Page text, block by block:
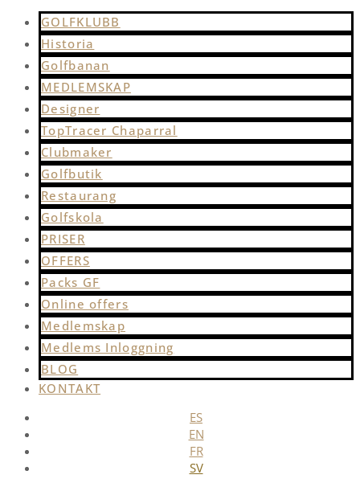
GOLFKLUBB
Historia
Golfbanan
MEDLEMSKAP
Designer
TopTracer Chaparral
Clubmaker
Golfbutik
Restaurang
Golfskola
PRISER
OFFERS
Packs GF
Online offers
Medlemskap
Medlems Inloggning
BLOG
KONTAKT
ES
EN
FR
SV